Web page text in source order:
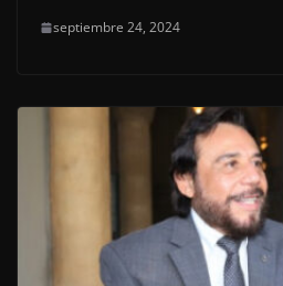
septiembre 24, 2024